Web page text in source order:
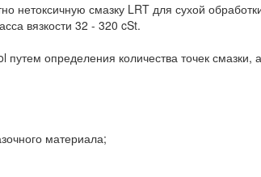
нетоксичную смазку LRT для сухой
вязкости 32 - 320 cSt.
определения количества точек смазки,
материала;